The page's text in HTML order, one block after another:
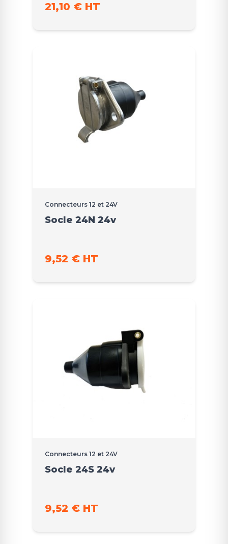
21,10 € HT
Connecteurs 12 et 24V
Socle 24N 24v
9,52 € HT
Connecteurs 12 et 24V
Socle 24S 24v
9,52 € HT